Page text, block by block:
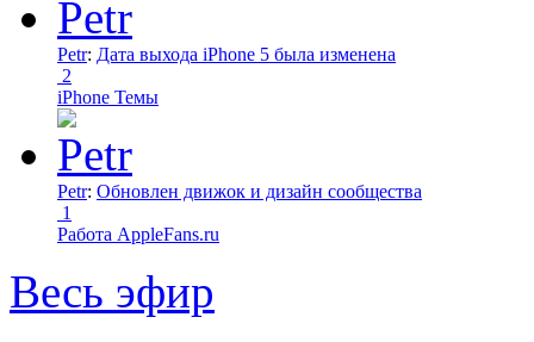
Petr: Дата выхода iPhone 5 была изменена
2
iPhone Темы
Petr: Обновлен движок и дизайн сообщества
1
Работа AppleFans.ru
Весь эфир